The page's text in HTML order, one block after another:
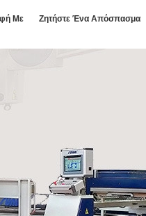
Με Ζητήστε Ένα Απόσπασμα